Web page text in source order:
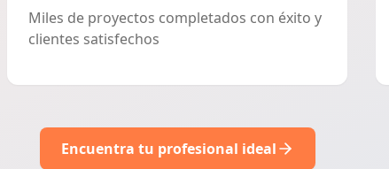
Miles de proyectos completados con éxito y
clientes satisfechos
Encuentra tu profesional ideal